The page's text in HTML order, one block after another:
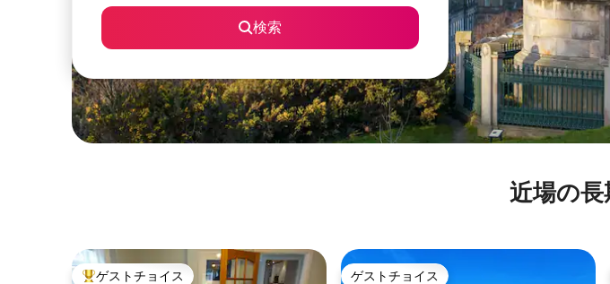
検索
近場の
ゲストチョイス ゲストチョイス